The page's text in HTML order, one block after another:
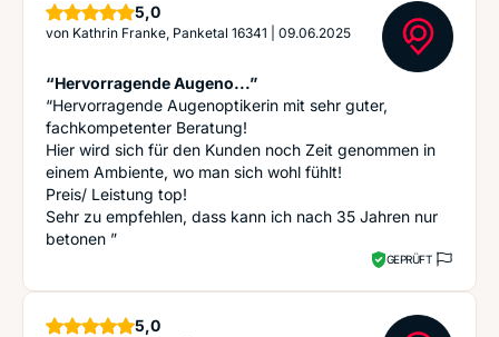
5,0Sterne
von Kathrin Franke, Panketal 16341 09.06.2025
“Hervorragende Augeno...”
“Hervorragende Augenoptikerin mit sehr guter,
fachkompetenter Beratung!
Hier wird sich für den Kunden noch Zeit genommen in
einem Ambiente, wo man sich wohl fühlt!
Preis/ Leistung top!
Sehr zu empfehlen, dass kann ich nach 35 Jahren nur
betonen ”
GEPRÜFT
5,0Sterne